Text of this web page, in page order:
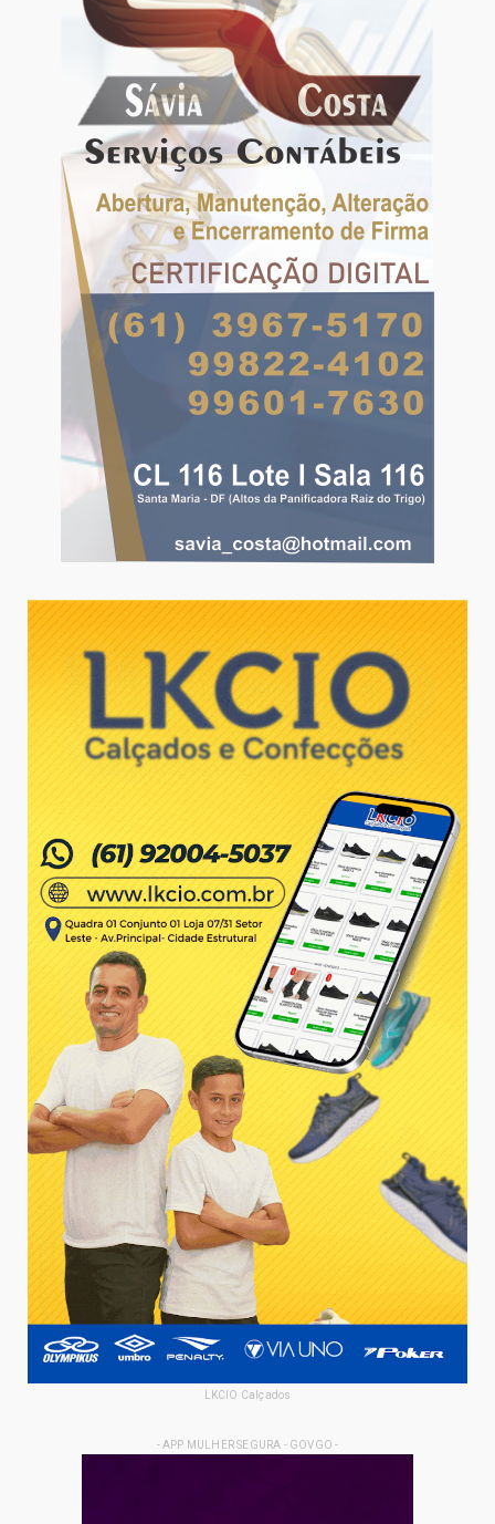
LKCIO Calçados
- APP MULHER SEGURA - GOVGO -